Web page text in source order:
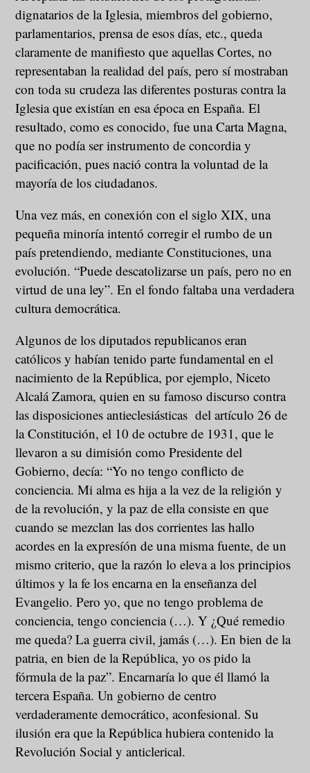
dignatarios de la Iglesia, miembros del gobierno,
parlamentarios, prensa de esos días, etc., queda
claramente de manifiesto que aquellas Cortes, no
representaban la realidad del país, pero sí mostraban
con toda su crudeza las diferentes posturas contra la
Iglesia que existían en esa época en España. El
resultado, como es conocido, fue una Carta Magna,
que no podía ser instrumento de concordia y
pacificación, pues nació contra la voluntad de la
mayoría de los ciudadanos.
Una vez más, en conexión con el siglo XIX, una
pequeña minoría intentó corregir el rumbo de un
país pretendiendo, mediante Constituciones, una
evolución. “Puede descatolizarse un país, pero no en
virtud de una ley”. En el fondo faltaba una verdadera
cultura democrática.
Algunos de los diputados republicanos eran
católicos y habían tenido parte fundamental en el
nacimiento de la República, por ejemplo, Niceto
Alcalá Zamora, quien en su famoso discurso contra
las disposiciones antieclesiásticas del artículo 26 de
la Constitución, el 10 de octubre de 1931, que le
llevaron a su dimisión como Presidente del
Gobierno, decía: “Yo no tengo conflicto de
conciencia. Mi alma es hija a la vez de la religión y
de la revolución, y la paz de ella consiste en que
cuando se mezclan las dos corrientes las hallo
acordes en la expresíón de una misma fuente, de un
mismo criterio, que la razón lo eleva a los principios
últimos y la fe los encarna en la enseñanza del
Evangelio. Pero yo, que no tengo problema de
conciencia, tengo conciencia (…). Y ¿Qué remedio
me queda? La guerra civil, jamás (…). En bien de la
patria, en bien de la República, yo os pido la
fórmula de la paz”. Encarnaría lo que él llamó la
tercera España. Un gobierno de centro
verdaderamente democrático, aconfesional. Su
ilusión era que la República hubiera contenido la
Revolución Social y anticlerical.